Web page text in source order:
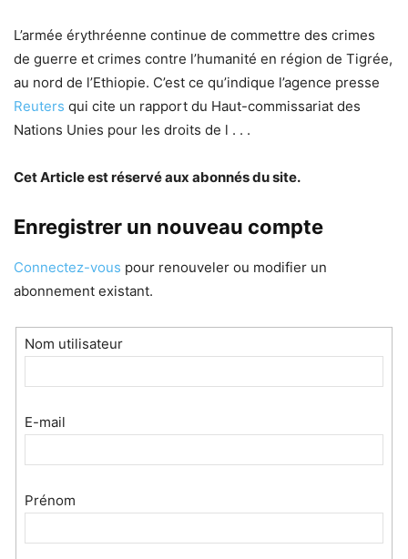
L’armée érythréenne continue de commettre des crimes
de guerre et crimes contre l’humanité en région de Tigrée,
au nord de l’Ethiopie. C’est ce qu’indique l’agence presse
Reuters qui cite un rapport du Haut-commissariat des
Nations Unies pour les droits de l . . .
Cet Article est réservé aux abonnés du site.
Enregistrer un nouveau compte
Connectez-vous pour renouveler ou modifier un
abonnement existant.
Nom utilisateur
E-mail
Prénom